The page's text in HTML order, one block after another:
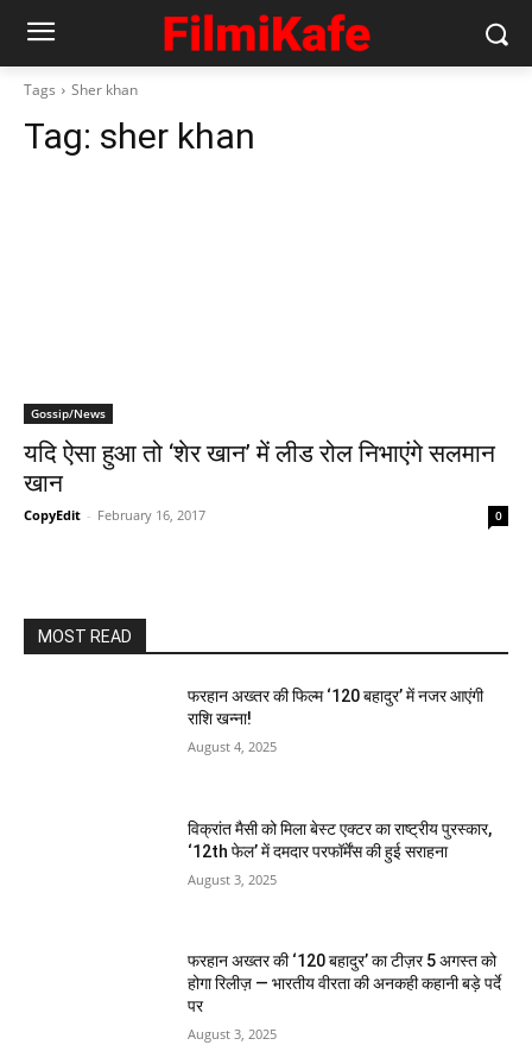
Tags Sher khan
Tag: sher khan
Gossip/News
यदि ऐसा हुआ तो ‘शेर खान’ में लीड रोल निभाएंगे सलमान
खान
CopyEdit - February 16, 2017 0
MOST READ
फरहान अख्तर की फिल्म ‘120 बहादुर’ में नजर आएंगी
राशि खन्ना!
August 4, 2025
विक्रांत मैसी को मिला बेस्ट एक्टर का राष्ट्रीय पुरस्कार,
‘12th फेल’ में दमदार परफॉर्मेंस की हुई सराहना
August 3, 2025
फरहान अख्तर की ‘120 बहादुर’ का टीज़र 5 अगस्त को
होगा रिलीज़ — भारतीय वीरता की अनकही कहानी बड़े पर्दे
पर
August 3, 2025